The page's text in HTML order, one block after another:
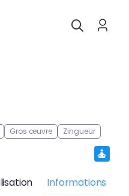
Gros œuvre Zingueur
Informations